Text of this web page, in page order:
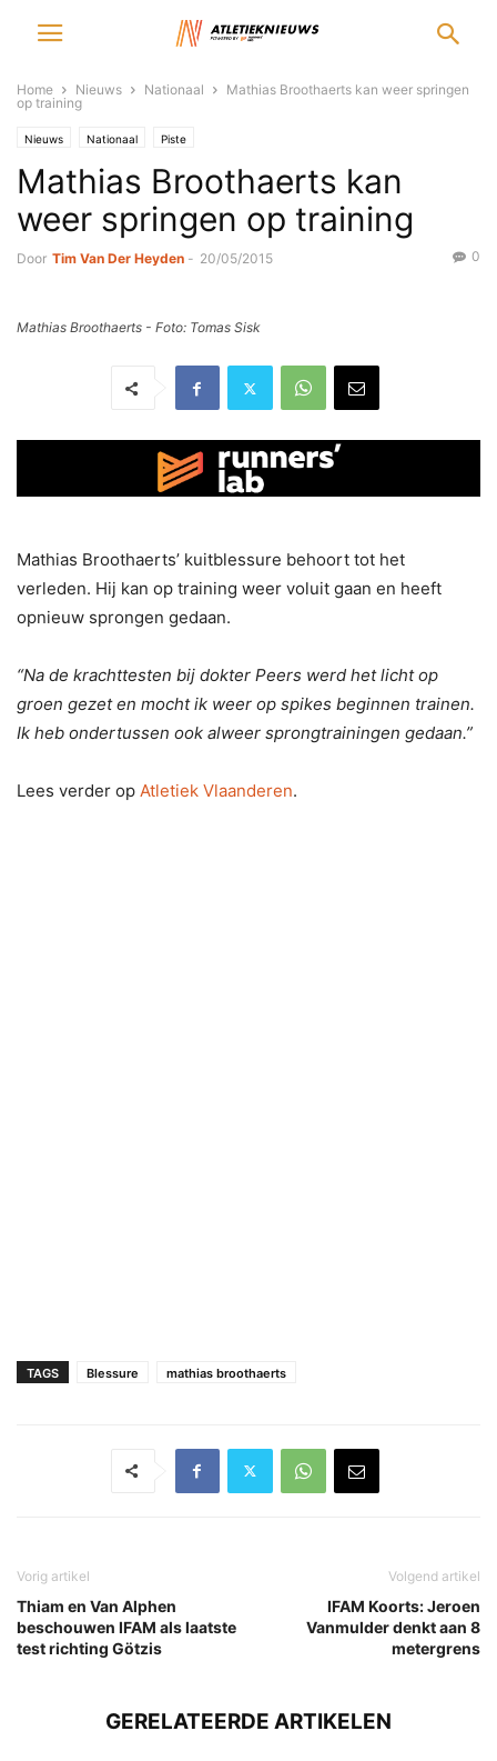
Home Nieuws Nationaal
Mathias Broothaerts kan weer springen
op training
Nieuws Nationaal Piste
Mathias Broothaerts kan
weer springen op training
Door Tim Van Der Heyden - 20/05/2015 0
Mathias Broothaerts - Foto: Tomas Sisk
Mathias Broothaerts’ kuitblessure behoort tot het
verleden. Hij kan op training weer voluit gaan en heeft
opnieuw sprongen gedaan.
“Na de krachttesten bij dokter Peers werd het licht op
groen gezet en mocht ik weer op spikes beginnen trainen.
Ik heb ondertussen ook alweer sprongtrainingen gedaan.”
Lees verder op Atletiek Vlaanderen.
TAGS Blessure mathias broothaerts
Vorig artikel
Thiam en Van Alphen
beschouwen IFAM als laatste
test richting Götzis
Volgend artikel
IFAM Koorts: Jeroen
Vanmulder denkt aan 8
metergrens
GERELATEERDE ARTIKELEN